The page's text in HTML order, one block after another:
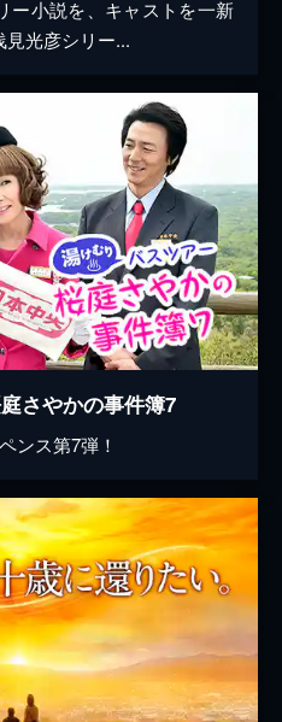
ー小説を、キャストを一新
見光彦シリー...
さやかの事件簿7
ンス第7弾！